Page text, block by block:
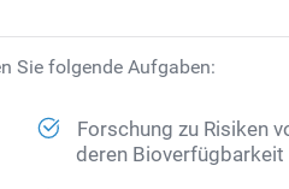
Sie folgende Aufgaben:
Forschung zu Risiken
deren Bioverfügbarkeit